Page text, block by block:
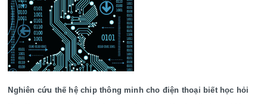
Nghiên cứu thế hệ chip thông minh cho điện thoại biết học hỏi